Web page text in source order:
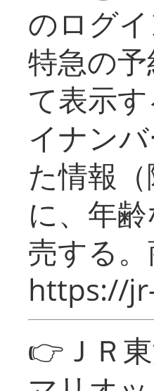
のログ
特急の
て表示
イナン
た情報
に、年
売する
https://
👉ＪＲ